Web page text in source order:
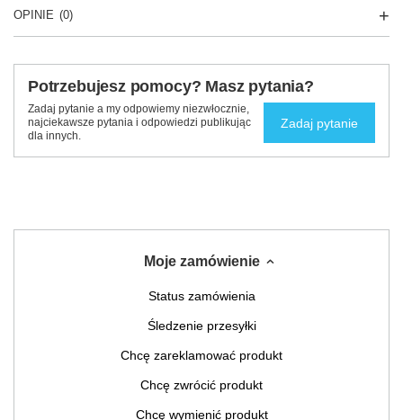
OPINIE (0)
Potrzebujesz pomocy? Masz pytania?
Zadaj pytanie a my odpowiemy niezwłocznie,
najciekawsze pytania i odpowiedzi publikując
dla innych.
Zadaj pytanie
Moje zamówienie
Status zamówienia
Śledzenie przesyłki
Chcę zareklamować produkt
Chcę zwrócić produkt
Chcę wymienić produkt